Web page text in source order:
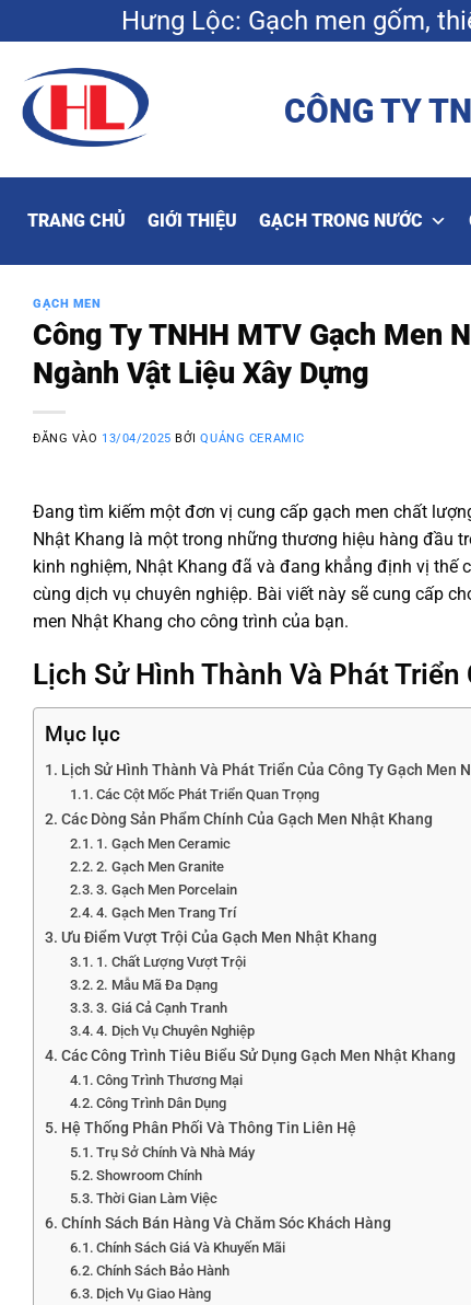
qua
dung
Hưng Lộc: Gạch men gốm,
CÔNG TY
TRANG CHỦ GIỚI THIỆU GẠCH TRONG NƯỚC
GẠCH MEN
Công Ty TNHH MTV Gạch Men
Ngành Vật Liệu Xây Dựng
ĐĂNG VÀO 13/04/2025 BỞIQUẢNG CERAMIC
Đang tìm kiếm một đơn vị cung cấp gạch men chất
Nhật Khang là một trong những thương hiệu hàng đầu
kinh nghiệm, Nhật Khang đã và đang khẳng định vị
cùng dịch vụ chuyên nghiệp. Bài viết này sẽ cung cấp
men Nhật Khang cho công trình của bạn.
Lịch Sử Hình Thành Và Phát
Mục lục
Lịch Sử Hình Thành Và Phát Triển Của Công Ty Gạch Men
Các Cột Mốc Phát Triển Quan Trọng
Các Dòng Sản Phẩm Chính Của Gạch Men Nhật Khang
1. Gạch Men Ceramic
2. Gạch Men Granite
3. Gạch Men Porcelain
4. Gạch Men Trang Trí
Ưu Điểm Vượt Trội Của Gạch Men Nhật Khang
1. Chất Lượng Vượt Trội
2. Mẫu Mã Đa Dạng
3. Giá Cả Cạnh Tranh
4. Dịch Vụ Chuyên Nghiệp
Các Công Trình Tiêu Biểu Sử Dụng Gạch Men Nhật Khang
Công Trình Thương Mại
Công Trình Dân Dụng
Hệ Thống Phân Phối Và Thông Tin Liên Hệ
Trụ Sở Chính Và Nhà Máy
Showroom Chính
Thời Gian Làm Việc
Chính Sách Bán Hàng Và Chăm Sóc Khách Hàng
Chính Sách Giá Và Khuyến Mãi
Chính Sách Bảo Hành
Dịch Vụ Giao Hàng